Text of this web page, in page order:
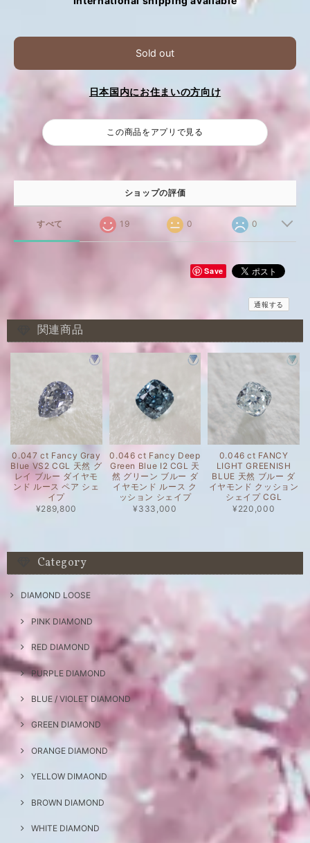
Sold out
日本国内にお住まいの方向け
この商品をアプリで見る
ショップの評価
すべて 19 0 0
Save
通報する
関連商品
0.047 ct Fancy Gray
Blue VS2 CGL 天然 グ
レイ ブルー ダイヤモ
ンド ルース ペア シェ
イプ
¥289,800
0.046 ct Fancy Deep
Green Blue I2 CGL 天
然 グリーン ブルー ダ
イヤモンド ルース ク
ッション シェイプ
¥333,000
0.046 ct FANCY
LIGHT GREENISH
BLUE 天然 ブルー ダ
イヤモンド クッション
シェイプ CGL
¥220,000
Category
DIAMOND LOOSE
PINK DIAMOND
RED DIAMOND
PURPLE DIAMOND
BLUE / VIOLET DIAMOND
GREEN DIAMOND
ORANGE DIAMOND
YELLOW DIMAOND
BROWN DIAMOND
WHITE DIAMOND